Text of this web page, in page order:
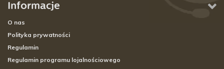
Informacje
O nas
Polityka prywatności
Regulamin
Regulamin programu lojalnościowego